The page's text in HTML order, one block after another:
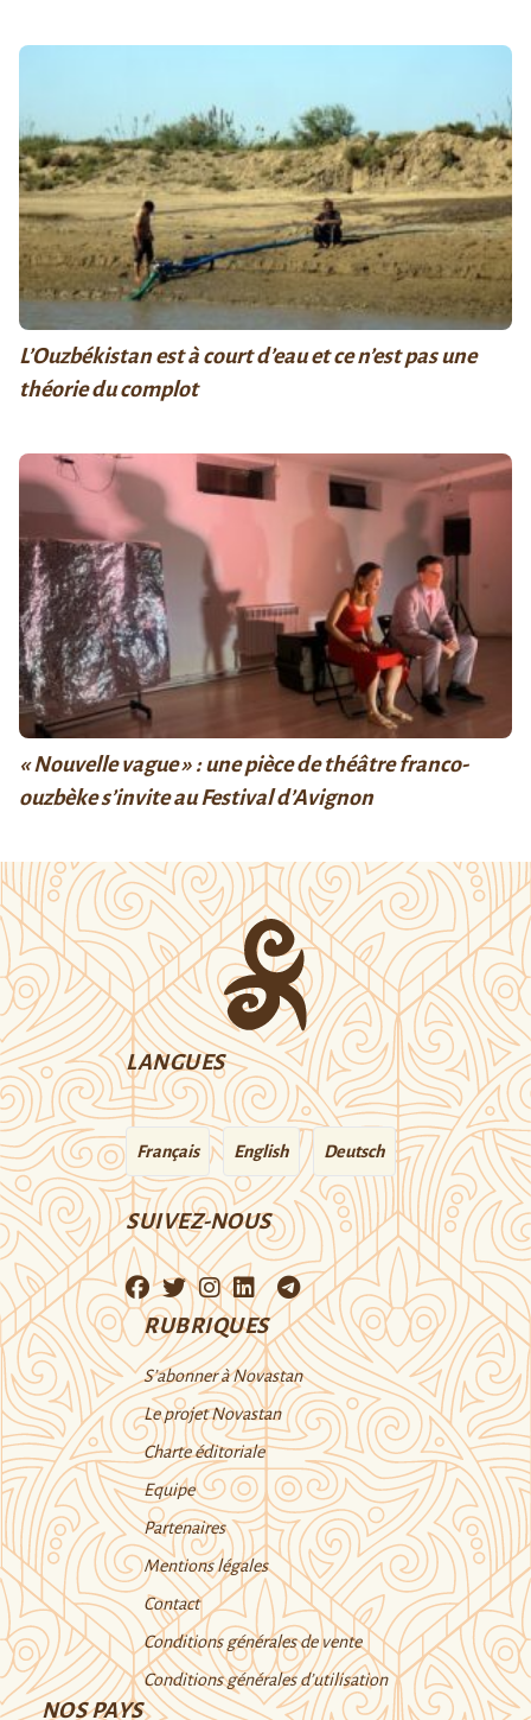
L’Ouzbékistan est à court d’eau et ce n’est pas une
théorie du complot
« Nouvelle vague » : une pièce de théâtre franco-
ouzbèke s’invite au Festival d’Avignon
LANGUES
Français English Deutsch
SUIVEZ-NOUS
RUBRIQUES
S’abonner à Novastan
Le projet Novastan
Charte éditoriale
Equipe
Partenaires
Mentions légales
Contact
Conditions générales de vente
Conditions générales d’utilisation
NOS PAYS